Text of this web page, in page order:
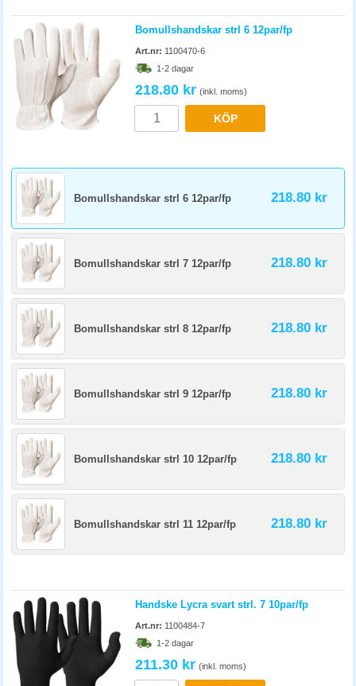
Bomullshandskar strl 6 12par/fp
Art.nr: 1100470-6
1-2 dagar
218.80 kr (inkl. moms)
KÖP
Bomullshandskar strl 6 12par/fp 218.80 kr
Bomullshandskar strl 7 12par/fp 218.80 kr
Bomullshandskar strl 8 12par/fp 218.80 kr
Bomullshandskar strl 9 12par/fp 218.80 kr
Bomullshandskar strl 10 12par/fp 218.80 kr
Bomullshandskar strl 11 12par/fp 218.80 kr
Handske Lycra svart strl. 7 10par/fp
Art.nr: 1100484-7
1-2 dagar
211.30 kr (inkl. moms)